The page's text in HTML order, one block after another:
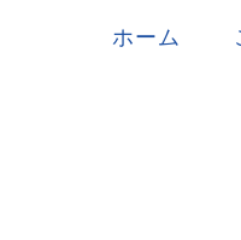
ホーム